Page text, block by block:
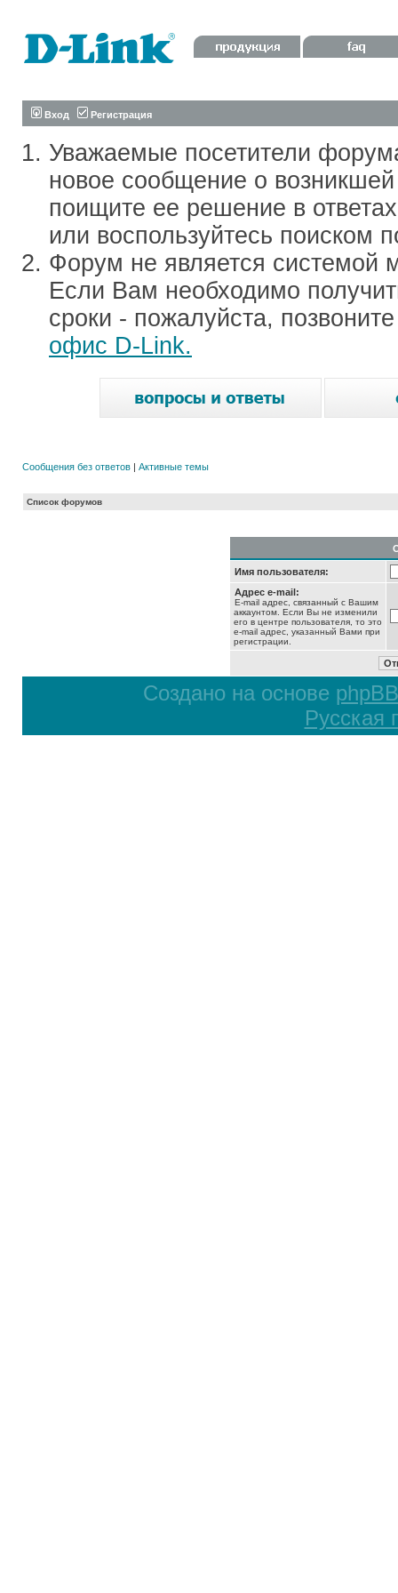
Вход Регистрация
Уважаемые посетители
новое сообщение о
поищите ее решение в
или воспользуйтесь поиском
Форум не является системой
Если Вам необходимо
сроки - пожалуйста,
офис D-Link.
Сообщения без ответов | Активные темы
Список форумов
Имя пользователя:
Адрес e-mail:
E-mail адрес, связанный с Вашим
аккаунтом. Если Вы не изменили
его в центре пользователя, то это
e-mail адрес, указанный Вами при
регистрации.
Создано на основе phpBB
Русская